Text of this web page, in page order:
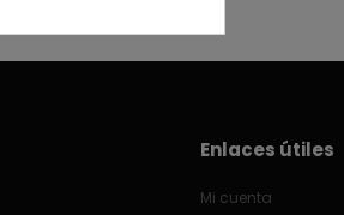
Enlaces útiles
Mi cuenta